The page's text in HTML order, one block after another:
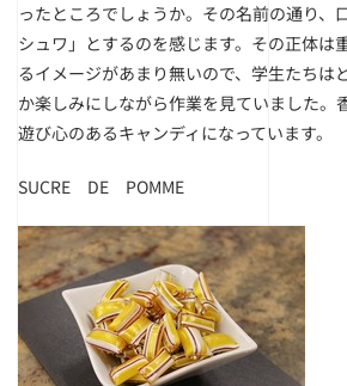
ったところでしょうか。その名前の通り、
シュワ」とするのを感じます。その正体は
るイメージがあまり無いので、学生たちは
か楽しみにしながら作業を見ていました。
遊び心のあるキャンディになっています。
SUCRE DE POMME